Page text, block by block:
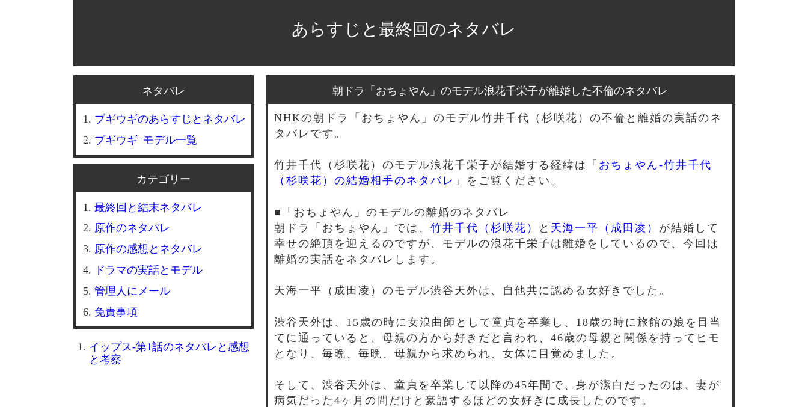
あらすじと最終回のネタバレ
朝ドラ「おちょやん」のモデル浪花千栄子が離婚した不倫のネタバレ
NHKの朝ドラ「おちょやん」のモデル竹井千代（杉咲花）の不倫と離婚の実話のネ
タバレです。
竹井千代（杉咲花）のモデル浪花千栄子が結婚する経緯は「 おちょやん-竹井千代
（杉咲花）の結婚相手のネタバレ 」をご覧ください。
■「おちょやん」のモデルの離婚のネタバレ
朝ドラ「おちょやん」では、 竹井千代（杉咲花） と 天海一平（成田凌） が結婚して
幸せの絶頂を迎えるのですが、モデルの浪花千栄子は離婚をしているので、今回は
離婚の実話をネタバレします。
天海一平（成田凌）のモデル渋谷天外は、自他共に認める女好きでした。
渋谷天外は、15歳の時に女浪曲師として童貞を卒業し、18歳の時に旅館の娘を目当
てに通っていると、母親の方から好きだと言われ、46歳の母親と関係を持ってヒモ
となり、毎晩、毎晩、母親から求められ、女体に目覚めました。
そして、渋谷天外は、童貞を卒業して以降の45年間で、身が潔白だったのは、妻が
病気だった4ヶ月の間だけと豪語するほどの女好きに成長したのです。
ネタバレ
ブギウギのあらすじとネタバレ
ブギウギｰモデル一覧
カテゴリー
最終回と結末ネタバレ
原作のネタバレ
原作の感想とネタバレ
ドラマの実話とモデル
管理人にメール
免責事項
イップス-第1話のネタバレと感想
と考察